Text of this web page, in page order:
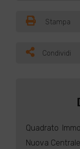
Stampa
Condividi
Quadrato
Nuova